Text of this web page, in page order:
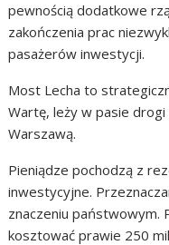
pewnością dodatkowe
zakończenia prac
pasażerów inwestycji.
Most Lecha to
Wartę, leży w pasie
Warszawą.
Pieniądze pochodzą z
inwestycyjne.
znaczeniu państwowym.
kosztować prawie 250